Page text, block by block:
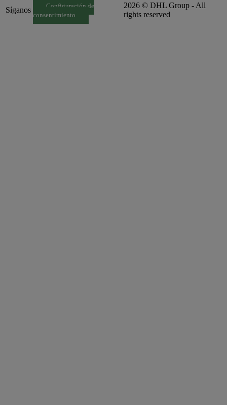
Síganos
Configuración de
consentimiento
2026 © DHL Group - All
rights reserved